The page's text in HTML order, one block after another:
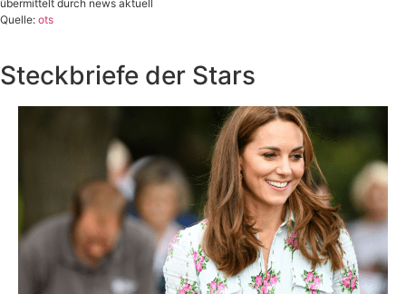
übermittelt durch news aktuell
Quelle: ots
Steckbriefe der Stars